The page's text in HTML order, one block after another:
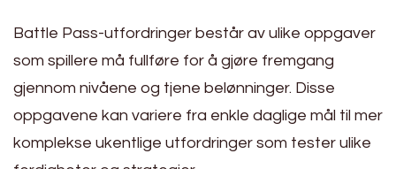
Battle Pass-utfordringer består av ulike oppgaver
som spillere må fullføre for å gjøre fremgang
gjennom nivåene og tjene belønninger. Disse
oppgavene kan variere fra enkle daglige mål til mer
komplekse ukentlige utfordringer som tester ulike